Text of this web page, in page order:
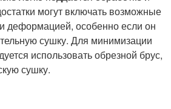
могут включать возможные
деформацией, особенно если он
сушку. Для минимизации
использовать обрезной брус,
сушку.